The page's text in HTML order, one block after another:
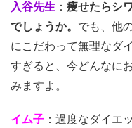
入谷先生 ： 痩せたらシ
でしょうか。 でも、他
にこだわって無理なダ
すぎると、今どんなに
みますよ。
イム子 ：過度なダイエ